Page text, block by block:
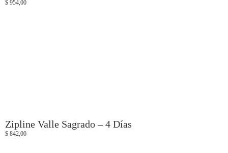
$ 954,00
Zipline Valle Sagrado – 4 Días
$ 842,00